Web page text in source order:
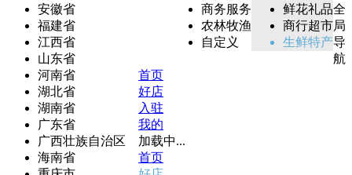
安徽省
福建省
江西省
山东省
河南省
湖北省
湖南省
广东省
广西壮族自治区
海南省
商务服务
农林牧渔
自定义
鲜花礼品
商行超市
生鲜特产
全
局
导
航
首页
好店
入驻
我的
加载中...
首页